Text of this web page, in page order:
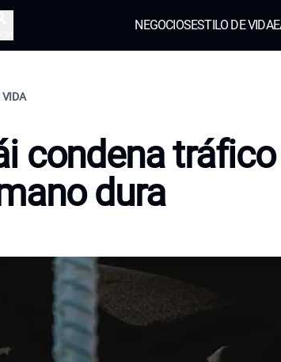
NEGOCIOSESTILO DE VIDA
VIDA
condena
dura